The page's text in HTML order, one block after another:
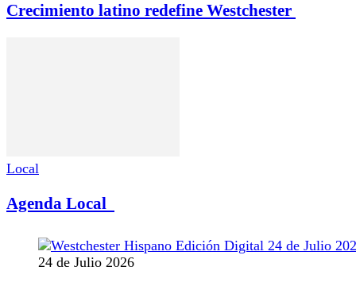
Crecimiento latino redefine Westchester
Local
Agenda Local
24 de Julio 2026